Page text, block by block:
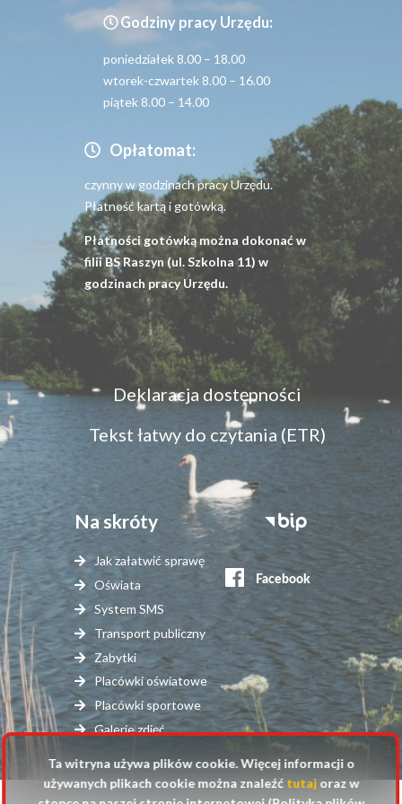
Godziny pracy Urzędu:
poniedziałek 8.00 – 18.00
wtorek-czwartek 8.00 – 16.00
piątek 8.00 – 14.00
Opłatomat:
czynny w godzinach pracy Urzędu.
Płatność kartą i gotówką.
Płatności gotówką można dokonać w
filii BS Raszyn (ul. Szkolna 11) w
godzinach pracy Urzędu.
Menu
dostępność
Deklaracja dostępności
Tekst łatwy do czytania (ETR)
Na skróty
Jak załatwić sprawę
Oświata
System SMS
Transport publiczny
Zabytki
Placówki oświatowe
Placówki sportowe
Galerie zdjęć
Stopka
serwisy
zewnętrzne
Ta witryna używa plików cookie. Więcej informacji o
używanych plikach cookie można znaleźć tutajoraz w